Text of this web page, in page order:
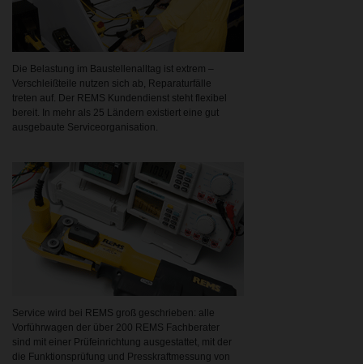
Die Belastung im Baustellenalltag ist extrem –
Verschleißteile nutzen sich ab, Reparaturfälle
treten auf. Der REMS Kundendienst steht flexibel
bereit. In mehr als 25 Ländern existiert eine gut
ausgebaute Serviceorganisation.
Service wird bei REMS groß geschrieben: alle
Vorführwagen der über 200 REMS Fachberater
sind mit einer Prüfeinrichtung ausgestattet, mit der
die Funktionsprüfung und Presskraftmessung von